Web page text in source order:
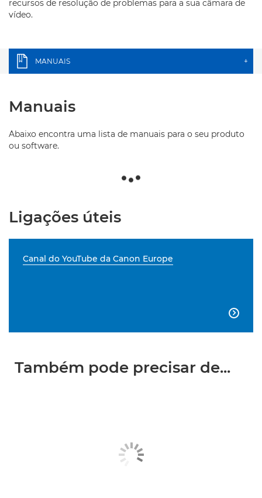
recursos de resolução de problemas para a sua câmara de
vídeo.
MANUAIS +
Manuais
Abaixo encontra uma lista de manuais para o seu produto
ou software.
Ligações úteis
Canal do YouTube da Canon Europe

Também pode precisar de...